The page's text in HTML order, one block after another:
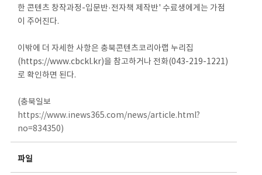
한 콘텐츠 창작과정-입문반·전자책 제작반' 수료생에게는 가점
이 주어진다.
이밖에 더 자세한 사항은 충북콘텐츠코리아랩 누리집
(https://www.cbckl.kr)을 참고하거나 전화(043-219-1221)
로 확인하면 된다.
(충북일보
https://www.inews365.com/news/article.html?
no=834350)
파일